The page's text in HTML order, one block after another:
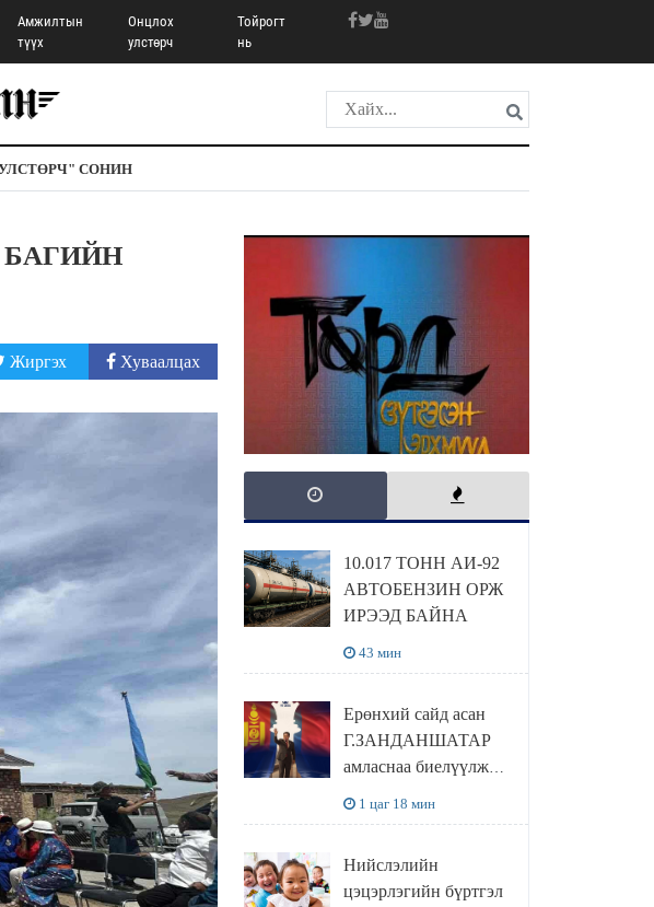
Амжилтын
түүх
Онцлох
улстөрч
Тойрогт
нь
СОНИН
Жиргэх Хуваалцах
10.017 ТОНН АИ-92
АВТОБЕНЗИН ОРЖ
ИРЭЭД БАЙНА
43 мин
Ерөнхий сайд асан
Г.ЗАНДАНШАТАР
амласнаа биелүүлж
авчээ
1 цаг 18 мин
Нийслэлийн
цэцэрлэгийн бүртгэл